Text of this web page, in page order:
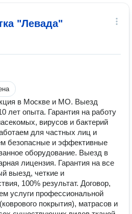
"Левада"
в Москве и МО. Выезд
лет опыта. Гарантия на работу
вирусов и бактерий
для частных лиц и
безопасные и эффективные
оборудование. Выезд в
лицензия. Гарантия на все
выезд, четкие и
100% результат. Договор,
услуги профессиональной
покрытия), матрасов и